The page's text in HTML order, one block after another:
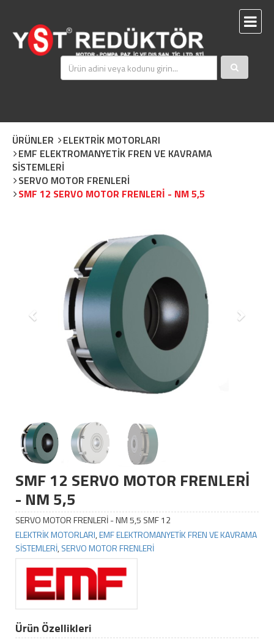
ÜRÜNLER
ELEKTRİK MOTORLARI
EMF ELEKTROMANYETİK FREN VE KAVRAMA
SİSTEMLERİ
SERVO MOTOR FRENLERİ
SMF 12 SERVO MOTOR FRENLERİ - NM 5,5
SMF 12 SERVO MOTOR FRENLERİ
- NM 5,5
SERVO MOTOR FRENLERİ - NM 5,5 SMF 12
ELEKTRİK MOTORLARI,EMF ELEKTROMANYETİK FREN VE KAVRAMA
SİSTEMLERİ,SERVO MOTOR FRENLERİ
Ürün Özellikleri